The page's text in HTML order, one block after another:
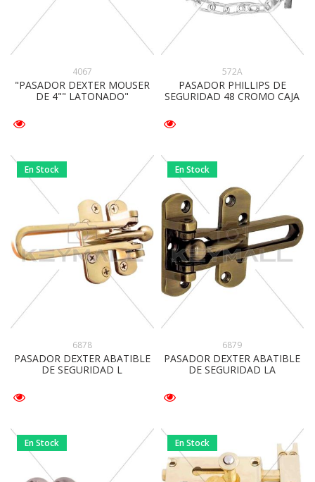
4067
"PASADOR DEXTER MOUSER
DE 4"" LATONADO"
572A
PASADOR PHILLIPS DE
SEGURIDAD 48 CROMO CAJA
En Stock
6878
PASADOR DEXTER ABATIBLE
DE SEGURIDAD L
En Stock
6879
PASADOR DEXTER ABATIBLE
DE SEGURIDAD LA
En Stock En Stock